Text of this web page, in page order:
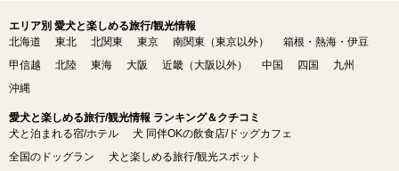
エリア別 愛犬と楽しめる旅行/観光情報
北海道
東北 北関東 東京 南関東（東京以外）
箱根・熱海・伊豆
甲信越
北陸 東海 大阪 近畿（大阪以外） 中国 四国
九州
沖縄
愛犬と楽しめる旅行/観光情報 ランキング＆クチコミ
犬と泊まれる宿/ホテル
犬 同伴OKの飲食店/ドッグカフェ
全国のドッグラン
犬と楽しめる旅行/観光スポット